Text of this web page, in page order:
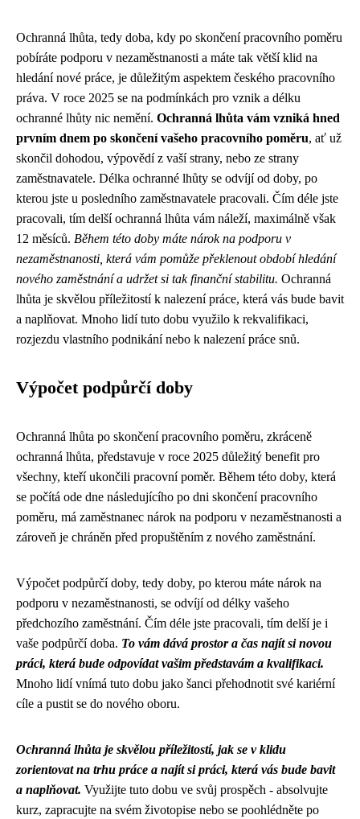
Ochranná lhůta, tedy doba, kdy po skončení pracovního poměru
pobíráte podporu v nezaměstnanosti a máte tak větší klid na
hledání nové práce, je důležitým aspektem českého pracovního
práva. V roce 2025 se na podmínkách pro vznik a délku
ochranné lhůty nic nemění. Ochranná lhůta vám vzniká hned
prvním dnem po skončení vašeho pracovního poměru, ať už
skončil dohodou, výpovědí z vaší strany, nebo ze strany
zaměstnavatele. Délka ochranné lhůty se odvíjí od doby, po
kterou jste u posledního zaměstnavatele pracovali. Čím déle jste
pracovali, tím delší ochranná lhůta vám náleží, maximálně však
12 měsíců. Během této doby máte nárok na podporu v
nezaměstnanosti, která vám pomůže překlenout období hledání
nového zaměstnání a udržet si tak finanční stabilitu. Ochranná
lhůta je skvělou příležitostí k nalezení práce, která vás bude bavit
a naplňovat. Mnoho lidí tuto dobu využilo k rekvalifikaci,
rozjezdu vlastního podnikání nebo k nalezení práce snů.
Výpočet podpůrčí doby
Ochranná lhůta po skončení pracovního poměru, zkráceně
ochranná lhůta, představuje v roce 2025 důležitý benefit pro
všechny, kteří ukončili pracovní poměr. Během této doby, která
se počítá ode dne následujícího po dni skončení pracovního
poměru, má zaměstnanec nárok na podporu v nezaměstnanosti a
zároveň je chráněn před propuštěním z nového zaměstnání.
Výpočet podpůrčí doby, tedy doby, po kterou máte nárok na
podporu v nezaměstnanosti, se odvíjí od délky vašeho
předchozího zaměstnání. Čím déle jste pracovali, tím delší je i
vaše podpůrčí doba. To vám dává prostor a čas najít si novou
práci, která bude odpovídat vašim představám a kvalifikaci.
Mnoho lidí vnímá tuto dobu jako šanci přehodnotit své kariérní
cíle a pustit se do nového oboru.
Ochranná lhůta je skvělou příležitostí, jak se v klidu
zorientovat na trhu práce a najít si práci, která vás bude bavit
a naplňovat. Využijte tuto dobu ve svůj prospěch - absolvujte
kurz, zapracujte na svém životopise nebo se poohlédněte po